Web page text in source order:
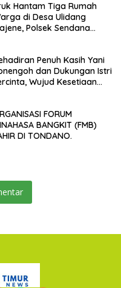
Hantam Tiga Rumah
di Desa Ulidang
Polsek Sendana
Penuh Kasih Yani
dan Dukungan Istri
Wujud Kesetiaan
FORUM
BANGKIT (FMB)
DI TONDANO.